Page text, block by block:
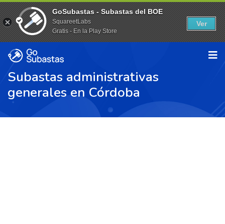
Subastas administrativas
generales en Córdoba
GoSubastas - Subastas del BOE
SquareetLabs
Gratis - En la Play Store
Ver